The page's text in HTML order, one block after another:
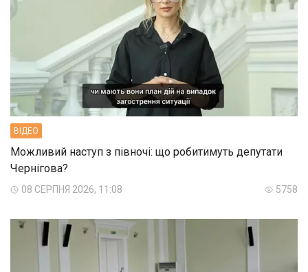
ВIДЕО
Можливий наступ з півночі: що робитимуть депутати
Чернігова?
08 СЕРПНЯ 2026, 11:08 5758